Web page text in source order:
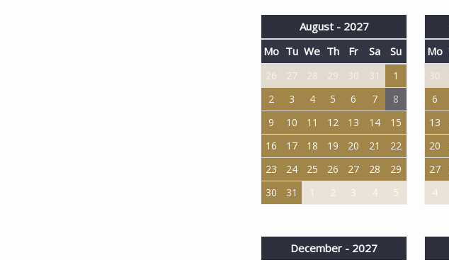
August - 2027
Mo Tu We Th Fr Sa Su
26 27 28 29 30 31
1
2
3 4 5 6 7
8
9
10 11 12 13 14
15
16
17 18 19 20 21
22
23
24 25 26 27 28
29
30
31 1 2 3 4 5
Mo
30
6
13
20
27
4
December - 2027